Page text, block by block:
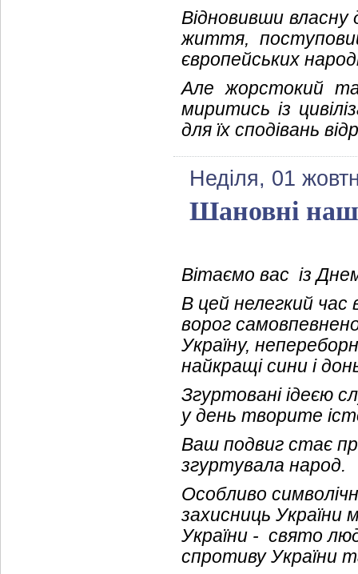
Відновивши власну
життя,
європейських
Але жорстокий та
миритись із
для їх сподівань
Неділя, 01
Шановні
Вітаємо вас із
В цей нелегкий час
ворог
Україну,
найкращі сини і
Згуртовані ідеєю
у день творите
Ваш подвиг стає
згуртувала народ.
Особливо
захисниць України
України - свято
спротиву України